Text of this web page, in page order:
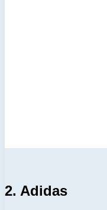
2. Adidas